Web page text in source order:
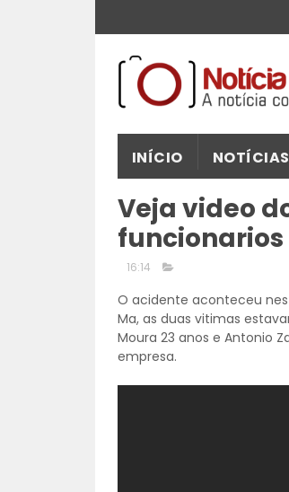
INÍCIO NOTÍCIAS
Veja video
16:14
O acidente aconteceu
Ma, as duas vitimas
Moura 23 anos e Antonio
empresa.